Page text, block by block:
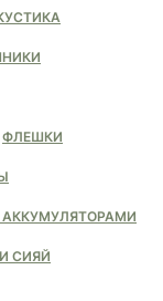
ФЛЕШКИ
СИЯЙ